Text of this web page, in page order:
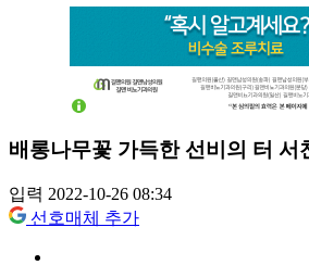
배롱나무꽃 가득한 선비의 터 서
입력 2022-10-26 08:34
선호매체 추가